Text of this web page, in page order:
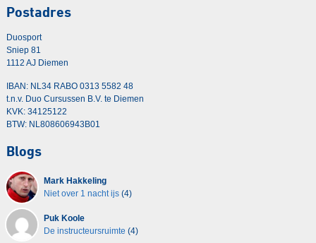
Postadres
Duosport
Sniep 81
1112 AJ Diemen
IBAN: NL34 RABO 0313 5582 48
t.n.v. Duo Cursussen B.V. te Diemen
KVK: 34125122
BTW: NL808606943B01
Blogs
Mark Hakkeling
Niet over 1 nacht ijs(4)
Puk Koole
De instructeursruimte (4)